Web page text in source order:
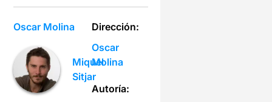
Oscar Molina
Miquel
Sitjar
Dirección:
Oscar
Molina
Autoría: